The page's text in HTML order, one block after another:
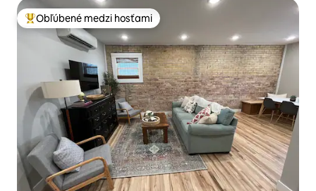
Najobľúbenejšie medzi hosťami
Obľúbené medzi hosťami